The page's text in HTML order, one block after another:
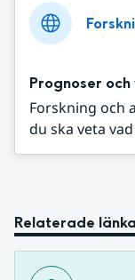
Prognoser
Forskning och
du ska veta
Relaterade